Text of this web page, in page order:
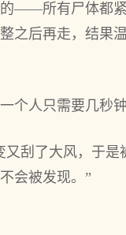
——所有尸体都
之后再走，结果
个人只需要几秒钟
刮了大风，于
会被发现。”